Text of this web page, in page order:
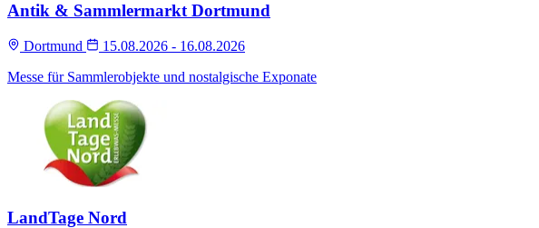
Antik & Sammlermarkt Dortmund
Dortmund
15.08.2026 - 16.08.2026
Messe für Sammlerobjekte und nostalgische Exponate
LandTage Nord